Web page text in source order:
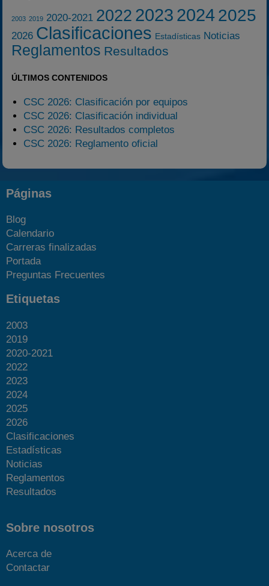
2003 2019 2020-2021 2022 2023 20242025
2026 Clasificaciones Estadísticas Noticias
Reglamentos Resultados
ÚLTIMOS CONTENIDOS
CSC 2026: Clasificación por equipos
CSC 2026: Clasificación individual
CSC 2026: Resultados completos
CSC 2026: Reglamento oficial
Páginas
Blog
Calendario
Carreras finalizadas
Portada
Preguntas Frecuentes
Etiquetas
2003
2019
2020-2021
2022
2023
2024
2025
2026
Clasificaciones
Estadísticas
Noticias
Reglamentos
Resultados
Sobre nosotros
Acerca de
Contactar